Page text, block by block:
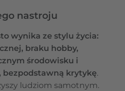
nastroju
wynika ze stylu życia:
braku hobby,
środowisku i
bezpodstawną krytykę.
ludziom samotnym.